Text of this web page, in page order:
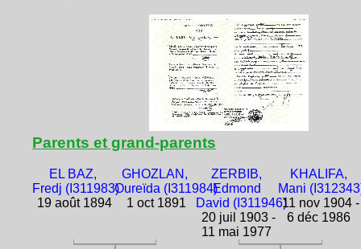
Parents et grand-parents
EL BAZ,
Fredj (I311983)
19 août 1894
GHOZLAN,
Oureïda (I311984)
1 oct 1891
ZERBIB,
Edmond
David (I311946)
20 juil 1903 -
11 mai 1977
KHALIFA,
Mani
11 nov 1904 -
6 déc 1986